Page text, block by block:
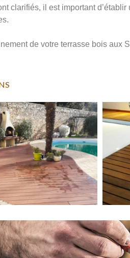
clarifiés, il est important
de votre terrasse bois aux